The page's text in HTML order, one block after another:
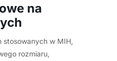
na
stosowanych w MIH,
rozmiaru,